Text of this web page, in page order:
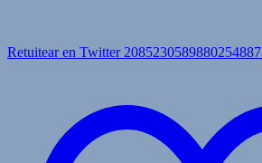
Retuitear en Twitter 2085230589880254887